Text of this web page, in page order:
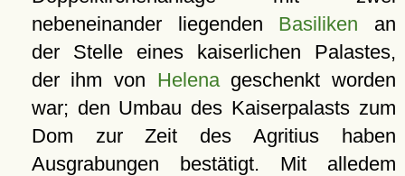
nebeneinander liegenden Basiliken an
der Stelle eines kaiserlichen Palastes,
der ihm von Helenageschenkt worden
war; den Umbau des Kaiserpalasts zum
Dom zur Zeit des Agritius haben
Ausgrabungen bestätigt. Mit alledem